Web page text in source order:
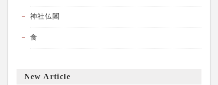
神社仏閣
食
New Article